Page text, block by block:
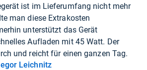
ist im Lieferumfang nicht mehr
man diese Extrakosten
unterstützt das Gerät
Aufladen mit 45 Watt. Der
und reicht für einen ganzen Tag.
Leichnitz